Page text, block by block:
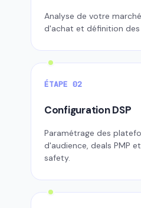
Analyse de votre
d'achat et définition des
ÉTAPE 02
Configuration DSP
Paramétrage des
d'audience, deals PMP
safety.